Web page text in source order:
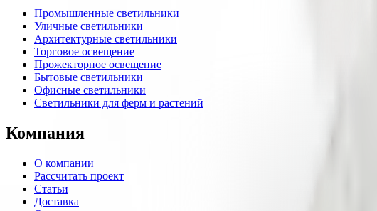
Промышленные светильники
Уличные светильники
Архитектурные светильники
Торговое освещение
Прожекторное освещение
Бытовые светильники
Офисные светильники
Светильники для ферм и растений
Компания
О компании
Рассчитать проект
Статьи
Доставка